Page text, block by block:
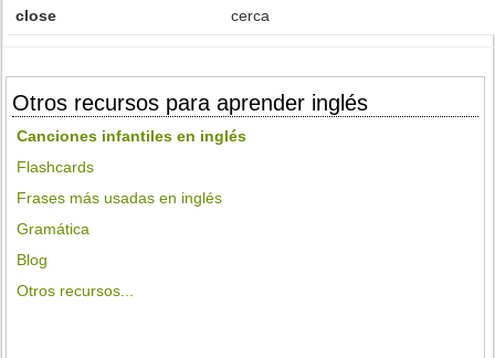
close cerca
Otros recursos para aprender inglés
Canciones infantiles en inglés
Flashcards
Frases más usadas en inglés
Gramática
Blog
Otros recursos...